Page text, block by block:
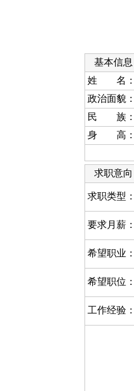
基本信息
姓 名：
政治面貌：
民 族：
身 高：
求职意向
求职类型：
要求月薪：
希望职业：
希望职位：
工作经验：